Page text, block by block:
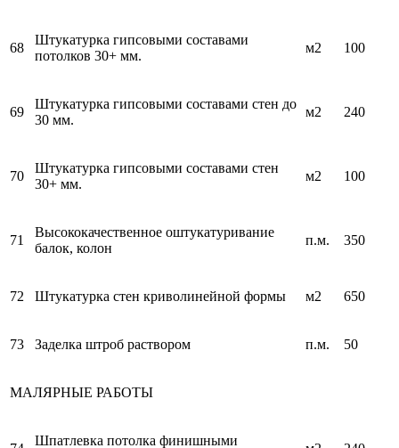
68
Штукатурка гипсовыми составами
потолков 30+ мм.
м2 100
69
Штукатурка гипсовыми составами стен до
30 мм.
м2 240
70
Штукатурка гипсовыми составами стен
30+ мм.
м2 100
71
Высококачественное оштукатуривание
балок, колон
п.м. 350
72 Штукатурка стен криволинейной формы м2 650
73 Заделка штроб раствором п.м. 50
МАЛЯРНЫЕ РАБОТЫ
Шпатлевка потолка финишными